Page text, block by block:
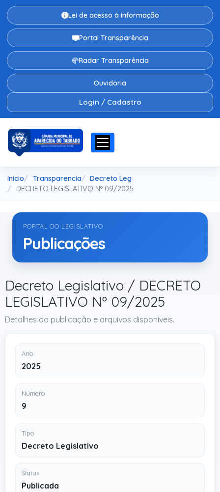
Lei de acesso à informação
Portal Transparência
Radar Transparência
Ouvidoria
Login / Cadastro
Inicio Transparencia
Decreto Leg
DECRETO LEGISLATIVO Nº 09/2025
PORTAL DO LEGISLATIVO
Publicações
Decreto Legislativo / DECRETO
LEGISLATIVO Nº 09/2025
Detalhes da publicação e arquivos disponíveis.
Ano
2025
Número
9
Tipo
Decreto Legislativo
Status
Publicada